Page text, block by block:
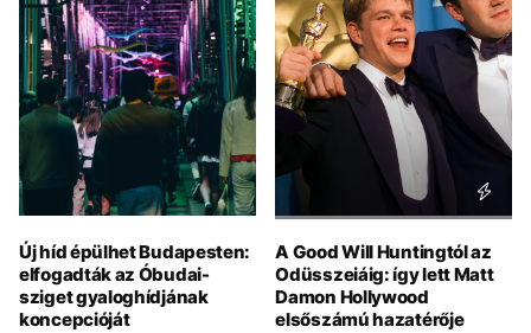
Új híd épülhet Budapesten:
elfogadták az Óbudai-
sziget gyaloghídjának
koncepcióját
A Good Will Huntingtól az
Odüsszeiáig: így lett Matt
Damon Hollywood
elsőszámú hazatérője